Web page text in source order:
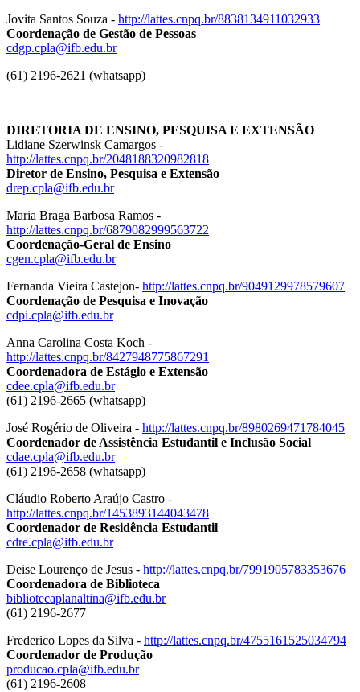
Jovita Santos Souza - http://lattes.cnpq.br/8838134911032933
Coordenação de Gestão de Pessoas
cdgp.cpla@ifb.edu.br
(61) 2196-2621 (whatsapp)
DIRETORIA DE ENSINO, PESQUISA E EXTENSÃO
Lidiane Szerwinsk Camargos -
http://lattes.cnpq.br/2048188320982818
Diretor de Ensino, Pesquisa e Extensão
drep.cpla@ifb.edu.br
Maria Braga Barbosa Ramos -
http://lattes.cnpq.br/6879082999563722
Coordenação-Geral de Ensino
cgen.cpla@ifb.edu.br
Fernanda Vieira Castejon- http://lattes.cnpq.br/9049129978579607
Coordenação de Pesquisa e Inovação
cdpi.cpla@ifb.edu.br
Anna Carolina Costa Koch -
http://lattes.cnpq.br/8427948775867291
Coordenadora de Estágio e Extensão
cdee.cpla@ifb.edu.br
(61) 2196-2665 (whatsapp)
José Rogério de Oliveira - http://lattes.cnpq.br/8980269471784045
Coordenador de Assistência Estudantil e Inclusão Social
cdae.cpla@ifb.edu.br
(61) 2196-2658 (whatsapp)
Cláudio Roberto Araújo Castro -
http://lattes.cnpq.br/1453893144043478
Coordenador de Residência Estudantil
cdre.cpla@ifb.edu.br
Deise Lourenço de Jesus - http://lattes.cnpq.br/7991905783353676
Coordenadora de Biblioteca
bibliotecaplanaltina@ifb.edu.br
(61) 2196-2677
Frederico Lopes da Silva - http://lattes.cnpq.br/4755161525034794
Coordenador de Produção
producao.cpla@ifb.edu.br
(61) 2196-2608